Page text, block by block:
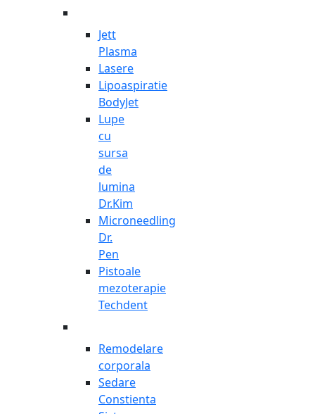
Jett
Plasma
Lasere
Lipoaspiratie
BodyJet
Lupe
cu
sursa
de
lumina
Dr.Kim
Microneedling
Dr.
Pen
Pistoale
mezoterapie
Techdent
Remodelare
corporala
Sedare
Constienta